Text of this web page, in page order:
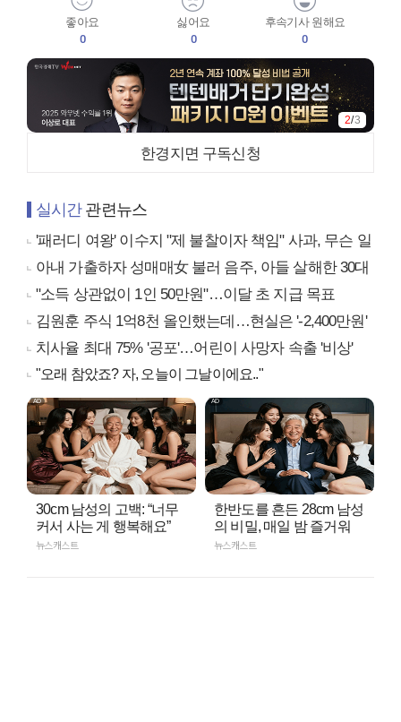
좋아요
0
싫어요
0
후속기사 원해요
0
2/3
한경지면 구독신청
실시간관련뉴스
'패러디 여왕' 이수지 "제 불찰이자 책임" 사과, 무슨 일
아내 가출하자 성매매女 불러 음주, 아들 살해한 30대
"소득 상관없이 1인 50만원"…이달 초 지급 목표
김원훈 주식 1억8천 올인했는데…현실은 '-2,400만원'
치사율 최대 75% '공포'…어린이 사망자 속출 '비상'
"오래 참았죠? 자, 오늘이 그날이에요.."
30cm 남성의 고백: “너무
커서 사는 게 행복해요”
뉴스캐스트
한반도를 흔든 28cm 남성
의 비밀, 매일 밤 즐거워
뉴스캐스트